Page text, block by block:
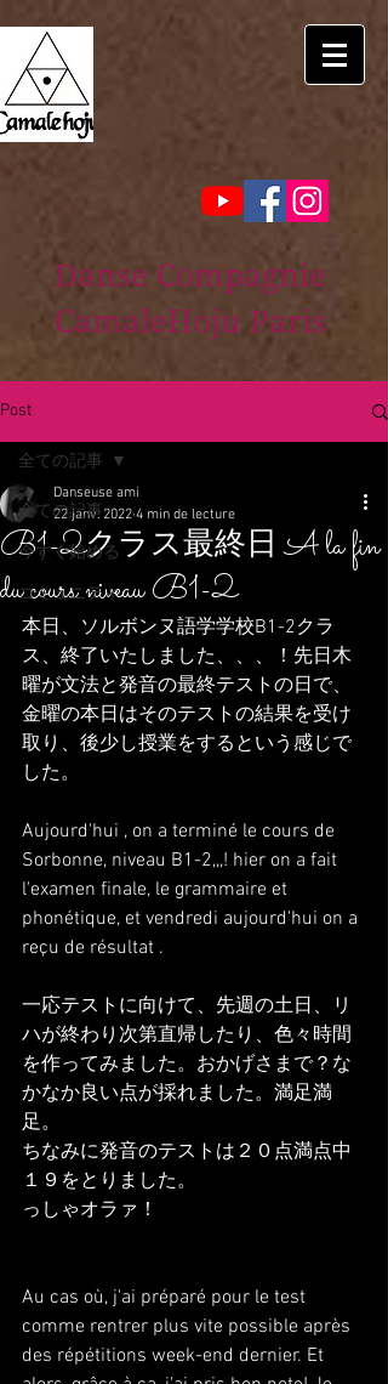
Danse Compagnie
CamaleHoju Paris
Post
全ての記事
今すぐ始める
コミュニティ
全ての記事
B1-2クラス最終日 A la fin
du cours niveau B1-2
Danseuse ami
22 janv. 2022 4 min de lecture
本日、ソルボンヌ語学学校B1-2クラ
ス、終了いたしました、、、！先日木
曜が文法と発音の最終テストの日で、
金曜の本日はそのテストの結果を受け
取り、後少し授業をするという感じで
した。
Aujourd'hui , on a terminé le cours de
Sorbonne, niveau B1-2,,,! hier on a fait
l'examen finale, le grammaire et
phonétique, et vendredi aujourd'hui on a
reçu de résultat .
一応テストに向けて、先週の土日、リ
ハが終わり次第直帰したり、色々時間
を作ってみました。おかげさまで？な
かなか良い点が採れました。満足満
足。
ちなみに発音のテストは２０点満点中
１９をとりました。
っしゃオラァ！
Au cas où, j'ai préparé pour le test
comme rentrer plus vite possible après
des répétitions week-end dernier. Et